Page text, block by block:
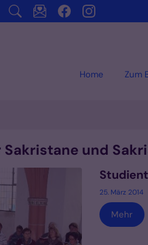
Home Zum
und
25. März 2014
Mehr